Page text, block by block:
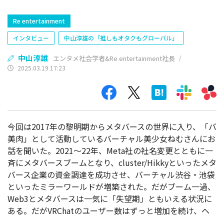
Re entertainment
インタビュー
中山淳雄の「推しもオタクもグローバル」
中山淳雄 エンタメ社会学者&Re entertainment社長 /
2025.03.19 17:23
今回は2017年の黎明期からメタバースの世界に入り、「バ
美肉」として活動しているバーチャル美少女ねむさんにお
話を聞いた。2021～22年、Meta社の社名変更とともに一
斉にメタバースブームとなり、cluster/Hikkyといったメタ
バース企業の資金調達を成功させ、バーチャル渋谷・池袋
といったミラーワールドが増築された。だがブーム一過、
Web3とメタバースは一気に「失望期」ともいえる状況に
ある。だがVRChatのユーザー数はずっと増加を続け、ヘ